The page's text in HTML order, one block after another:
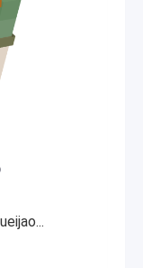
(сексуальный)